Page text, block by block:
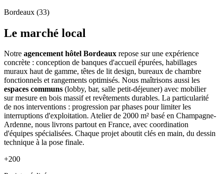
Bordeaux (33)
Le marché local
Notre agencement hôtel Bordeaux repose sur une expérience
concrète : conception de banques d'accueil épurées, habillages
muraux haut de gamme, têtes de lit design, bureaux de chambre
fonctionnels et rangements optimisés. Nous maîtrisons aussi les
espaces communs (lobby, bar, salle petit-déjeuner) avec mobilier
sur mesure en bois massif et revêtements durables. La particularité
de nos interventions : progression par phases pour limiter les
interruptions d'exploitation. Atelier de 2000 m² basé en Champagne-
Ardenne, nous livrons partout en France, avec coordination
d'équipes spécialisées. Chaque projet aboutit clés en main, du dessin
technique à la pose finale.
+200